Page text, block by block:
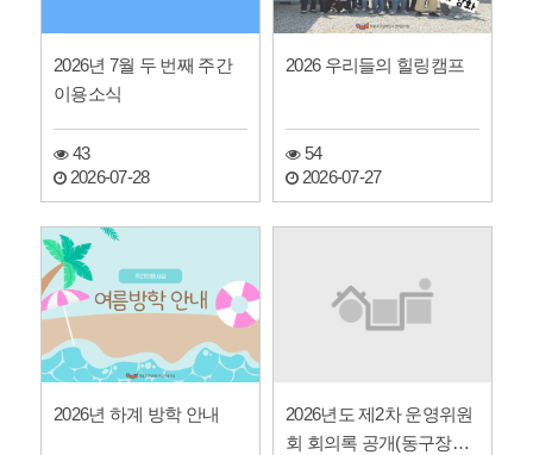
2026년 7월 두 번째 주간
이용소식
43
2026-07-28
2026 우리들의 힐링캠프
54
2026-07-27
2026년 하계 방학 안내
2026년도 제2차 운영위원
회 회의록 공개(동구장애